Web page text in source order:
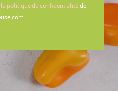
la politique de confidentialitéde